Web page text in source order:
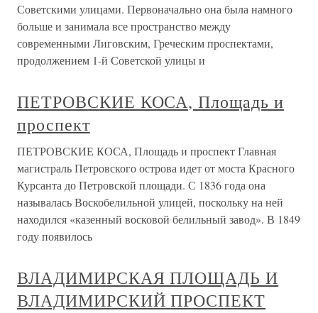
Советскими улицами. Первоначально она была намного
больше и занимала все пространство между
современными Лиговским, Греческим проспектами,
продолжением 1-й Советской улицы и
ПЕТРОВСКИЕ КОСА, Площадь и
проспект
ПЕТРОВСКИЕ КОСА, Площадь и проспект Главная
магистраль Петровского острова идет от моста Красного
Курсанта до Петровской площади. С 1836 года она
называлась Воскобелильной улицей, поскольку на ней
находился «казенный восковой белильный завод». В 1849
году появилось
ВЛАДИМИРСКАЯ ПЛОЩАДЬ И
ВЛАДИМИРСКИЙ ПРОСПЕКТ